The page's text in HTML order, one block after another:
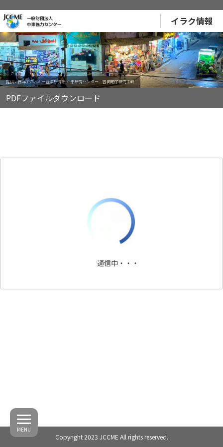
イラク情報
提供：日本エネルギー経済研究所 中東研究センター 吉岡明子研究主幹
MENU
PDFファイルダウンロード
Copyright 2023 JCCME All rights reserved.
通信中・・・